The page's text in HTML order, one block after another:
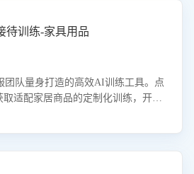
待训练-家具用品
团队量身打造的高效AI训练工具。点
取适配家居商品的定制化训练，开启
场景下的专业应对能力。